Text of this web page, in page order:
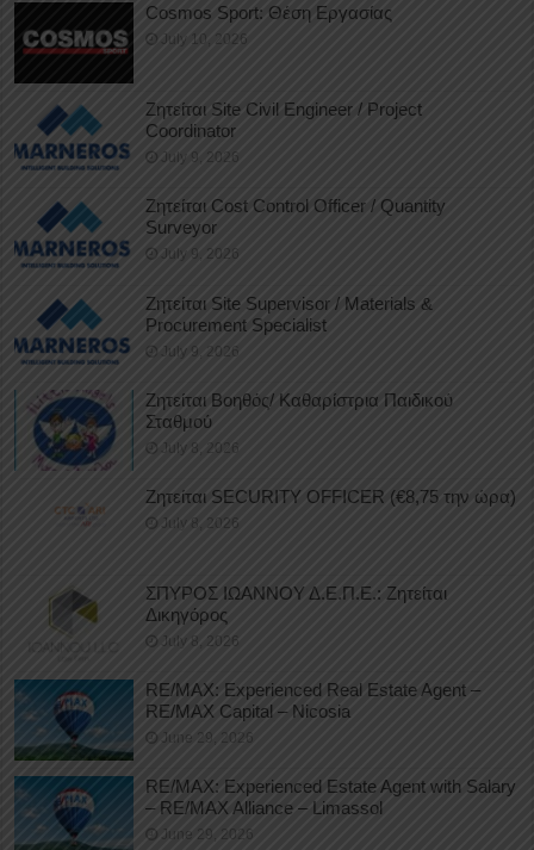
Cosmos Sport: Θέση Εργασίας
July 10, 2026
Ζητείται Site Civil Engineer / Project
Coordinator
July 9, 2026
Ζητείται Cost Control Officer / Quantity
Surveyor
July 9, 2026
Ζητείται Site Supervisor / Materials &
Procurement Specialist
July 9, 2026
Ζητείται Βοηθός/ Καθαρίστρια Παιδικού
Σταθμού
July 8, 2026
Ζητείται SECURITY OFFICER (€8,75 την ώρα)
July 8, 2026
ΣΠΥΡΟΣ ΙΩΑΝΝΟΥ Δ.Ε.Π.Ε.: Ζητείται
Δικηγόρος
July 8, 2026
RE/MAX: Experienced Real Estate Agent –
RE/MAX Capital – Nicosia
June 29, 2026
RE/MAX: Experienced Estate Agent with Salary
– RE/MAX Alliance – Limassol
June 29, 2026